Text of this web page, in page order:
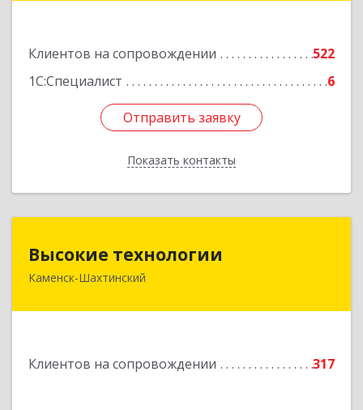
Клиентов на сопровождении
522
1С:Специалист
6
Отправить заявку
Показать контакты
Отправить заявку
Назад
Высокие технологии
Каменск-Шахтинский
Клиентов на сопровождении 317
347810, Ростовская обл, Каменск-Шахтинский г,
Подробнее